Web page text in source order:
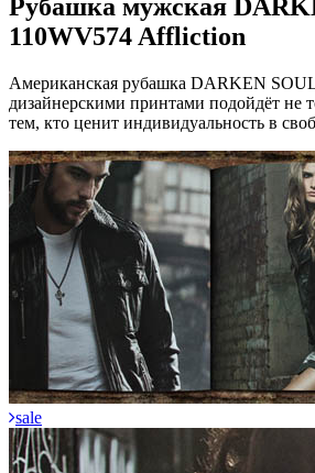
Рубашка мужская
110WV574 Affliction
Американская рубашка DARKEN
дизайнерскими принтами подойдёт не
тем, кто ценит индивидуальность в
sale